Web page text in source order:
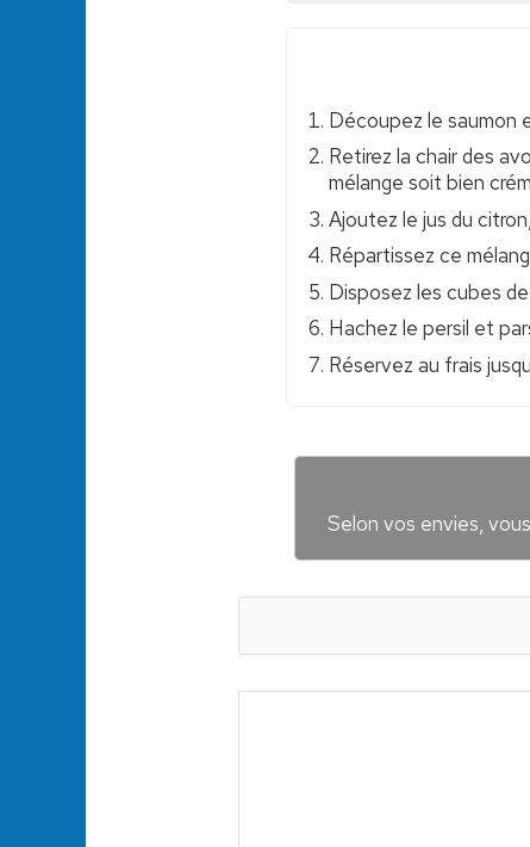
Découpez le saumon
Retirez la chair des
mélange soit bien
Ajoutez le jus du
Répartissez ce
Disposez les cubes
Hachez le persil et
Réservez au frais
Selon vos envies,